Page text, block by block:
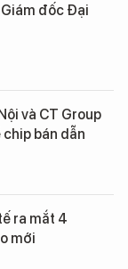
Giám đốc Đại
và CT Group
bán dẫn
ra mắt 4
mới